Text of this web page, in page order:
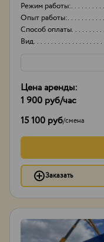
Режим работы:
Опыт работы:
Способ оплаты
Вид
Цена аренды:
1 900 руб/час
15 100 руб/смена
Заказать